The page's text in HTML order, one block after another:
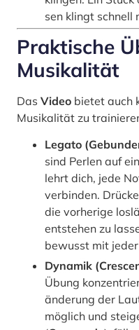
sen klingt schnell
Prak­ti­sche
Musi­ka­li­tät
Das Video bie­tet auch
Musi­ka­li­tät zu
Lega­to
sind Per­len auf
lehrt dich, jede
ver­bin­den.
die vor­he­ri­ge
ent­ste­hen zu
bewusst mit
Dyna­mik
Übung
än­de­rung der
mög­lich und